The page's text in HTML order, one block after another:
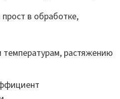
в обработке,
температурам, растяжению